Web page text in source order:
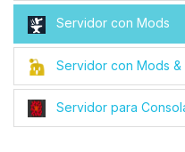
Servidor con Mods
Servidor con Mods &
Servidor para
asistente de
que necesitas
pequenos
09/08/2026